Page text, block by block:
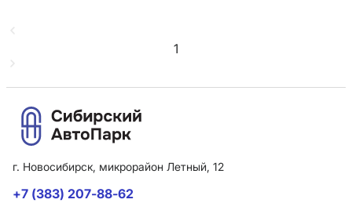
1
г. Новосибирск, микрорайон Летный, 12
+7 (383) 207-88-62